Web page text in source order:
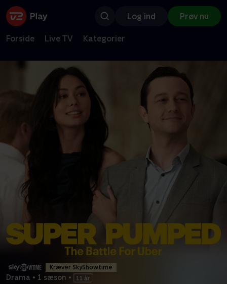
Log ind Prøv nu
Forside Live TV Kategorier
Kræver SkyShowtime
Drama • 1 sæson •